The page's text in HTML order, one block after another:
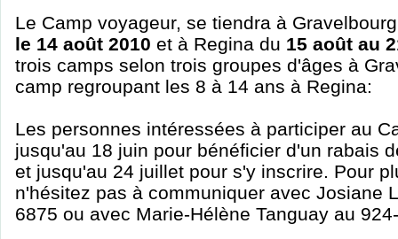
Le Camp voyageur, se tiendra à
le 14 août 2010 et à Regina du 15 août au
trois camps selon trois groupes d'âges à
camp regroupant les 8 à 14 ans à Regina:
Les personnes intéressées à participer au
jusqu'au 18 juin pour bénéficier d'un rabais
et jusqu'au 24 juillet pour s'y inscrire. Pour
n'hésitez pas à communiquer avec Josiane
6875 ou avec Marie-Hélène Tanguay au